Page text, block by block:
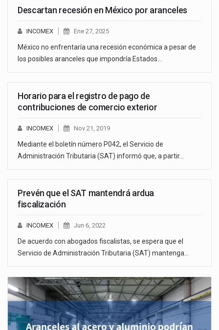
Descartan recesión en México por aranceles
INCOMEX Ene 27, 2025
México no enfrentaría una recesión económica a pesar de
los posibles aranceles que impondría Estados…
Horario para el registro de pago de
contribuciones de comercio exterior
INCOMEX Nov 21, 2019
Mediante el boletín número P042, el Servicio de
Administración Tributaria (SAT) informó que, a partir…
Prevén que el SAT mantendrá ardua
fiscalización
INCOMEX Jun 6, 2022
De acuerdo con abogados fiscalistas, se espera que el
Servicio de Administración Tributaria (SAT) mantenga…